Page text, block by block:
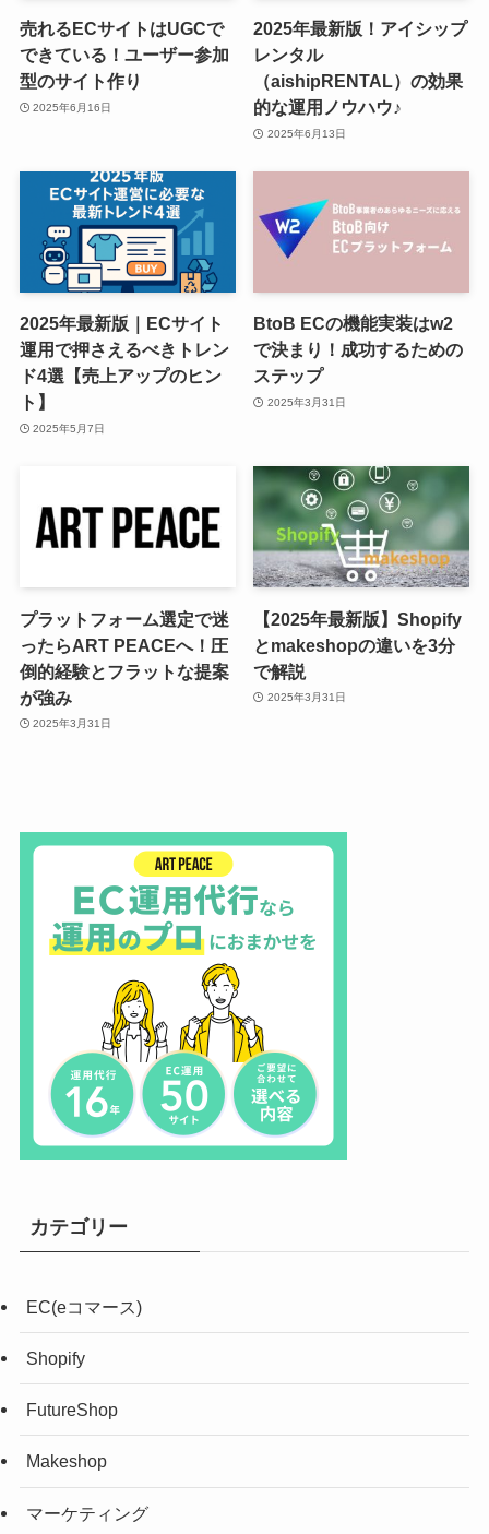
売れるECサイトはUGCで
できている！ユーザー参加
型のサイト作り
2025年6月16日
2025年最新版！アイシップ
レンタル
（aishipRENTAL）の効果
的な運用ノウハウ♪
2025年6月13日
2025年最新版｜ECサイト
運用で押さえるべきトレン
ド4選【売上アップのヒン
ト】
2025年5月7日
BtoB ECの機能実装はw2
で決まり！成功するための
ステップ
2025年3月31日
プラットフォーム選定で迷
ったらART PEACEへ！圧
倒的経験とフラットな提案
が強み
2025年3月31日
【2025年最新版】Shopify
とmakeshopの違いを3分
で解説
2025年3月31日
カテゴリー
EC(eコマース)
Shopify
FutureShop
Makeshop
マーケティング